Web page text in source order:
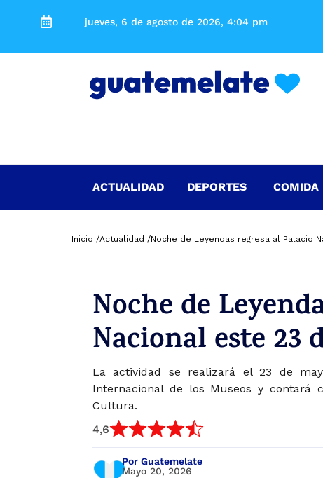
jueves, 6 de agosto de 2026, 4:04 pm
ACTUALIDAD DEPORTES COMIDA
Inicio /Actualidad /Noche de Leyendas regresa al Palacio
Noche de
Nacional este 23
La actividad se realizará el 23 de
Internacional de los Museos y contará
Cultura.
4,6
Por Guatemelate
Mayo 20, 2026